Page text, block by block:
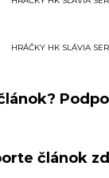
HRÁČKY HK SLÁVIA
článok